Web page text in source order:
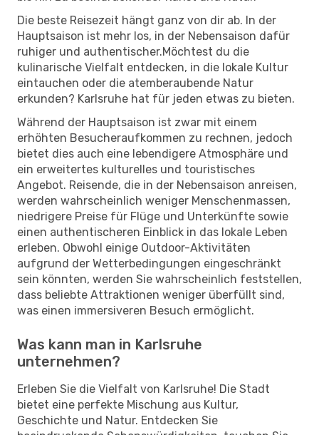
Die beste Reisezeit hängt ganz von dir ab. In der
Hauptsaison ist mehr los, in der Nebensaison dafür
ruhiger und authentischer.Möchtest du die
kulinarische Vielfalt entdecken, in die lokale Kultur
eintauchen oder die atemberaubende Natur
erkunden? Karlsruhe hat für jeden etwas zu bieten.
Während der Hauptsaison ist zwar mit einem
erhöhten Besucheraufkommen zu rechnen, jedoch
bietet dies auch eine lebendigere Atmosphäre und
ein erweitertes kulturelles und touristisches
Angebot. Reisende, die in der Nebensaison anreisen,
werden wahrscheinlich weniger Menschenmassen,
niedrigere Preise für Flüge und Unterkünfte sowie
einen authentischeren Einblick in das lokale Leben
erleben. Obwohl einige Outdoor-Aktivitäten
aufgrund der Wetterbedingungen eingeschränkt
sein könnten, werden Sie wahrscheinlich feststellen,
dass beliebte Attraktionen weniger überfüllt sind,
was einen immersiveren Besuch ermöglicht.
Was kann man in Karlsruhe
unternehmen?
Erleben Sie die Vielfalt von Karlsruhe! Die Stadt
bietet eine perfekte Mischung aus Kultur,
Geschichte und Natur. Entdecken Sie